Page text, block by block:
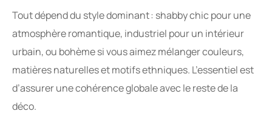
Tout dépend du style dominant : shabby chic pour une
atmosphère romantique, industriel pour un intérieur
urbain, ou bohème si vous aimez mélanger couleurs,
matières naturelles et motifs ethniques. L’essentiel est
d’assurer une cohérence globale avec le reste de la
déco.